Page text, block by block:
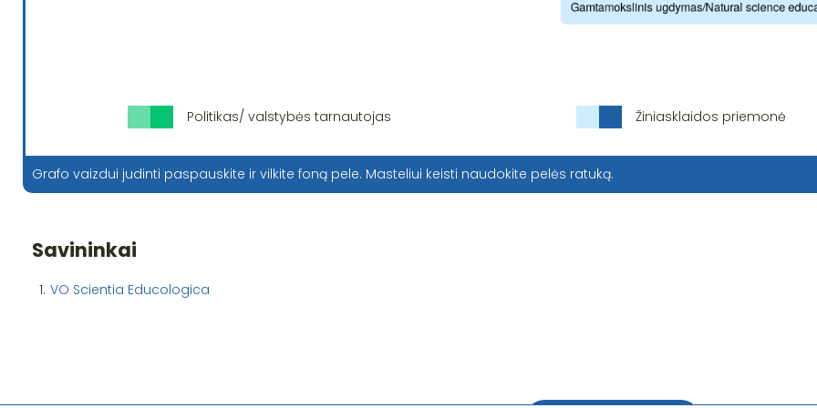
Politikas/ valstybės tarnautojas Žiniasklaidos priemonė
Grafo vaizdui judinti paspauskite ir vilkite foną pele. Masteliui keisti naudokite pelės ratuką.
Savininkai
1. VO Scientia Educologica